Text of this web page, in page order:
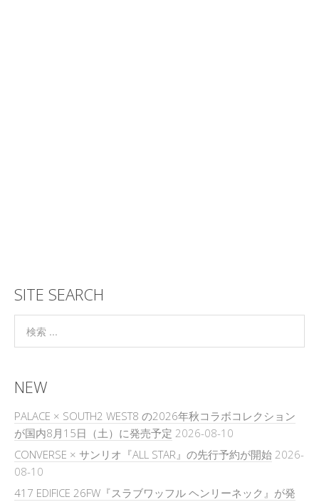
SITE SEARCH
NEW
PALACE × SOUTH2 WEST8 の2026年秋コラボコレクション
が国内8月15日（土）に発売予定 2026-08-10
CONVERSE × サンリオ『ALL STAR』の先行予約が開始 2026-
08-10
417 EDIFICE 26FW『スラブワッフル ヘンリーネック』が発